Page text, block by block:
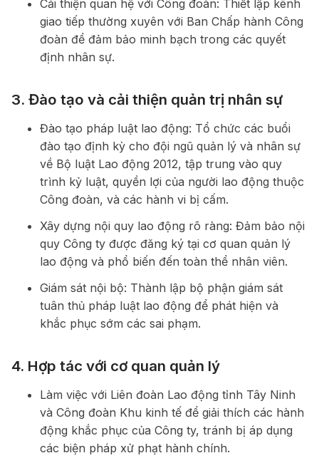
Cải thiện quan hệ với Công đoàn: Thiết lập kênh
giao tiếp thường xuyên với Ban Chấp hành Công
đoàn để đảm bảo minh bạch trong các quyết
định nhân sự.
3. Đào tạo và cải thiện quản trị nhân sự
Đào tạo pháp luật lao động: Tổ chức các buổi
đào tạo định kỳ cho đội ngũ quản lý và nhân sự
về Bộ luật Lao động 2012, tập trung vào quy
trình kỷ luật, quyền lợi của người lao động thuộc
Công đoàn, và các hành vi bị cấm.
Xây dựng nội quy lao động rõ ràng: Đảm bảo nội
quy Công ty được đăng ký tại cơ quan quản lý
lao động và phổ biến đến toàn thể nhân viên.
Giám sát nội bộ: Thành lập bộ phận giám sát
tuân thủ pháp luật lao động để phát hiện và
khắc phục sớm các sai phạm.
4. Hợp tác với cơ quan quản lý
Làm việc với Liên đoàn Lao động tỉnh Tây Ninh
và Công đoàn Khu kinh tế để giải thích các hành
động khắc phục của Công ty, tránh bị áp dụng
các biện pháp xử phạt hành chính.